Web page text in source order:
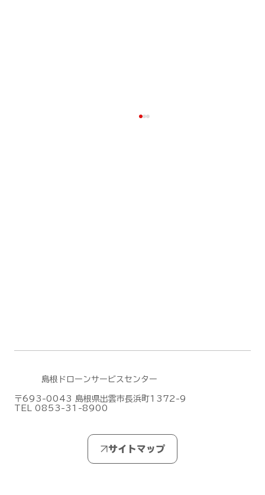
島根ドローンサービスセンター
〒693-0043 島根県出雲市長浜町1372-9
TEL 0853-31-8900